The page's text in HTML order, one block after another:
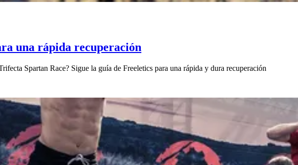
una rápida recuperación
Spartan Race? Sigue la guía de Freeletics para una rápida y dura recuperación